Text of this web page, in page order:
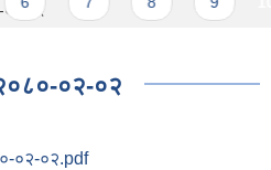
०२-०२
२०८०-०२-०२
०२-०२.pdf